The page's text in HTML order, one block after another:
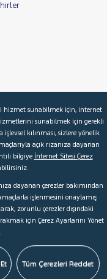
Hakkımızda
hizmet sunabilmek için, internet
sunabilmek için gerekli
kılınması, sizlere yönelik
açık rızanıza dayanan
bilgiye İnternet Sitesi Çerez
dayanan çerezler bakımından
işlenmesini onaylamış
zorunlu çerezler dışındaki
için Çerez Ayarlarını Yönet
Tüm Çerezleri Reddet